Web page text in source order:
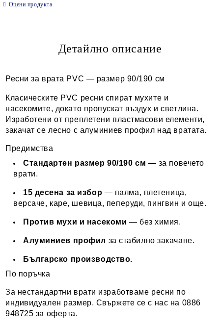
Ние ще се свържем с вас в рамките на работния ден.
Оцени продукта
Детайлно описание
Ресни за врата PVC — размер 90/190 см
Класическите PVC ресни спират мухите и
насекомите, докато пропускат въздух и светлина.
Изработени от преплетени пластмасови елементи,
закачат се лесно с алуминиев профил над вратата.
Предимства
Стандартен размер 90/190 см — за повечето
врати.
15 десена за избор — палма, плетеница,
версаче, каре, шевица, пеперуди, пингвин и още.
Против мухи и насекоми — без химия.
Алуминиев профил за стабилно закачане.
Българско производство.
По поръчка
За нестандартни врати изработваме ресни по
индивидуален размер. Свържете се с нас на 0886
948725 за оферта.